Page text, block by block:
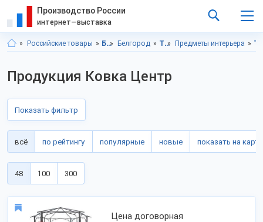
Производство России
интернет—выставка
Российские товары Белгородская область Белгород Товары для дома Предметы интерьера
Продукция Ковка Центр
Показать фильтр
всё по рейтингу популярные новые показать на карте
48 100 300
Цена договорная